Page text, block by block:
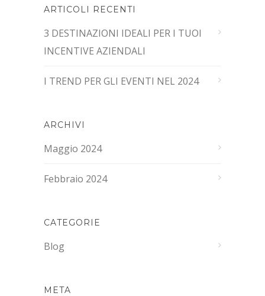
ARTICOLI RECENTI
3 DESTINAZIONI IDEALI PER I TUOI
INCENTIVE AZIENDALI
I TREND PER GLI EVENTI NEL 2024
ARCHIVI
Maggio 2024
Febbraio 2024
CATEGORIE
Blog
META